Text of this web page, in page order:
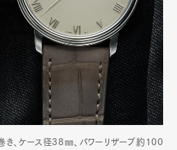
Magazine
About
Contact
き、ケース径38㎜、パワーリザーブ約100